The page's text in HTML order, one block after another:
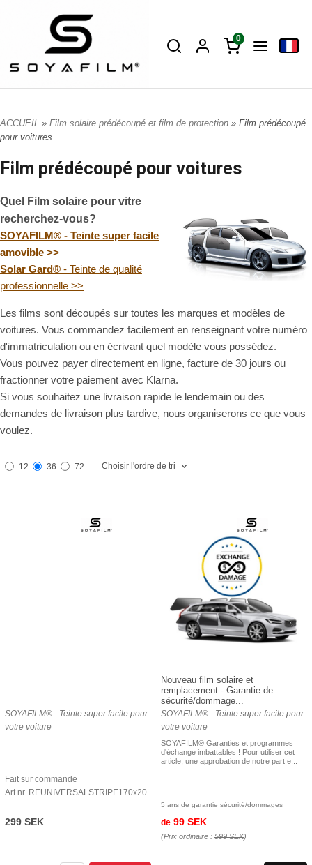
0
ACCUEIL » Film solaire prédécoupé et film de protection » Film prédécoupé
pour voitures
Film prédécoupé pour voitures
Quel Film solaire pour vitre
recherchez-vous?
SOYAFILM® - Teinte super facile
amovible >>
Solar Gard® - Teinte de qualité
professionnelle >>
Les films sont découpés sur toutes les marques et modèles de
voitures. Vous commandez facilement en renseignant votre numéro
d'immatriculation ou en écrivant quel modèle vous possédez.
Vous pouvez payer directement en ligne, facture de 30 jours ou
fractionner votre paiement avec Klarna.
Si vous souhaitez une livraison rapide le lendemain ou des
demandes de livraison plus tardive, nous organiserons ce que vous
voulez.
12 36 72 Choisir l'ordre de tri
SOYAFILM® - Teinte super facile pour
votre voiture
Fait sur commande
Art nr. REUNIVERSALSTRIPE170x20
299 SEK
Nouveau film solaire et
remplacement - Garantie de
sécurité/dommage...
SOYAFILM® - Teinte super facile pour
votre voiture
SOYAFILM® Garanties et programmes
d'échange imbattables ! Pour utiliser cet
article, une approbation de notre part e...
5 ans de garantie sécurité/dommages
de 99 SEK
(Prix ordinaire : 599 SEK)